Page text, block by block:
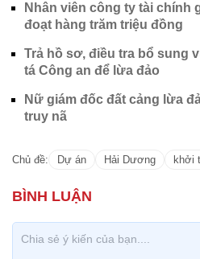
Nhân viên công ty tài chính
đoạt hàng trăm triệu đồng
Trả hồ sơ, điều tra bổ sung
tá Công an để lừa đảo
Nữ giám đốc đất cảng lừa
truy nã
Chủ đề: Dự án Hải Dương khởi